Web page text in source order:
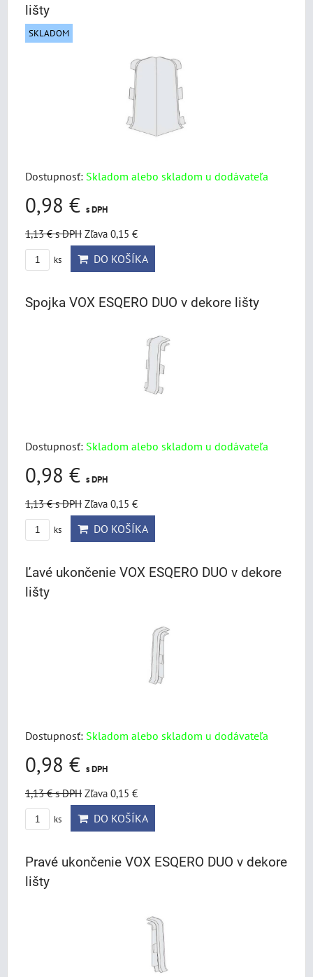
lišty
SKLADOM
Dostupnosť: Skladom alebo skladom u dodávateľa
0,98 € s DPH
1,13 €s DPH Zľava 0,15 €
ks DO KOŠÍKA
Spojka VOX ESQERO DUO v dekore lišty
Dostupnosť: Skladom alebo skladom u dodávateľa
0,98 € s DPH
1,13 €s DPH Zľava 0,15 €
ks DO KOŠÍKA
Ľavé ukončenie VOX ESQERO DUO v dekore
lišty
Dostupnosť: Skladom alebo skladom u dodávateľa
0,98 € s DPH
1,13 €s DPH Zľava 0,15 €
ks DO KOŠÍKA
Pravé ukončenie VOX ESQERO DUO v dekore
lišty